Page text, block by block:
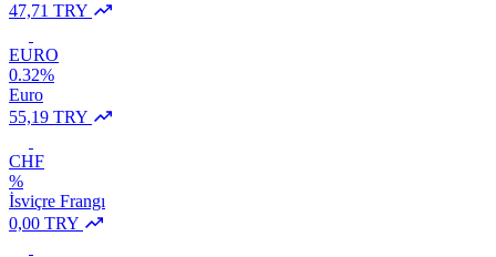
47,71 TRY
EURO
0.32%
Euro
55,19 TRY
CHF
%
İsviçre Frangı
0,00 TRY